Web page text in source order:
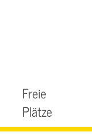
Freie
Plätze